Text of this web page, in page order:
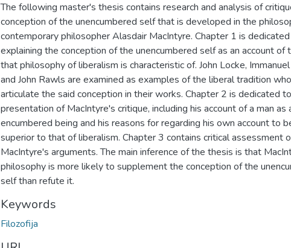
The following master's thesis contains research and analysis of
conception of the unencumbered self that is developed in the
contemporary philosopher Alasdair MacIntyre. Chapter 1 is
explaining the conception of the unencumbered self as an account of
that philosophy of liberalism is characteristic of. John Locke,
and John Rawls are examined as examples of the liberal tradition who
articulate the said conception in their works. Chapter 2 is dedicated
presentation of MacIntyre's critique, including his account of a man as
encumbered being and his reasons for regarding his own account to
superior to that of liberalism. Chapter 3 contains critical assessment
MacIntyre's arguments. The main inference of the thesis is that
philosophy is more likely to supplement the conception of the
self than refute it.
Keywords
Filozofija